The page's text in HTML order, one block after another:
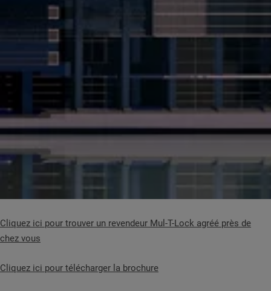
Cliquez ici pour trouver un revendeur Mul-T-Lock agréé près de
chez vous
Cliquez ici pour télécharger la brochure